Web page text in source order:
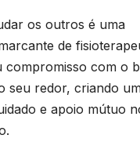
os outros é uma
de
compromisso com o
seu redor, criando
e apoio mútuo